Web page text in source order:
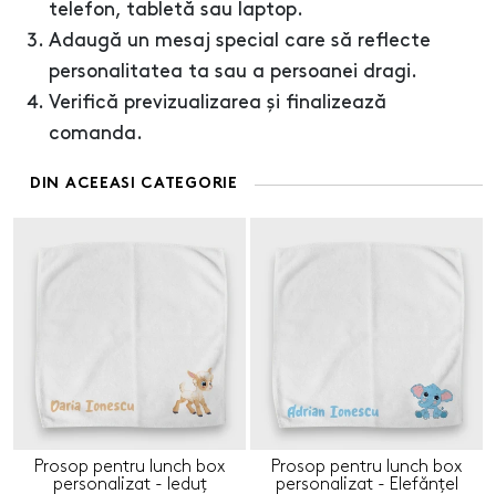
telefon, tabletă sau laptop.
Adaugă un mesaj special care să reflecte
personalitatea ta sau a persoanei dragi.
Verifică previzualizarea și finalizează
comanda.
DIN ACEEASI CATEGORIE
Prosop pentru lunch box
personalizat - Ieduț
Prosop pentru lunch box
personalizat - Elefănțel